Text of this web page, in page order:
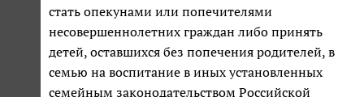
стать опекунами или попечителями
несовершеннолетних граждан либо принять
детей, оставшихся без попечения родителей, в
семью на воспитание в иных установленных
семейным законодательством Российской